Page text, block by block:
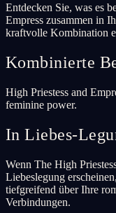
Entdecken Sie, was es
Empress zusammen in
kraftvolle Kombination
Kombinierte
High Priestess and
feminine power.
In Liebes-
Wenn The High
Liebeslegung
tiefgreifend über Ihre
Verbindungen.